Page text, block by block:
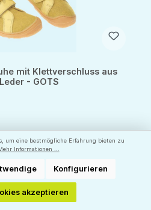
mit Klettverschluss aus
- GOTS
23 bis 28
DISANA
um eine bestmögliche Erfahrung bieten zu
Informationen ...
Konfigurieren
akzeptieren